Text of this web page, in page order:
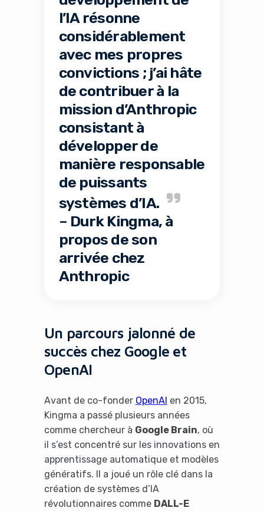
l’IA résonne
considérablement
avec mes propres
convictions ; j’ai hâte
de contribuer à la
mission d’Anthropic
consistant à
développer de
manière responsable
de puissants
systèmes d’IA.
– Durk Kingma, à
propos de son
arrivée chez
Anthropic
Un parcours jalonné de
succès chez Google et
OpenAI
Avant de co-fonder OpenAI en 2015,
Kingma a passé plusieurs années
comme chercheur à Google Brain, où
il s’est concentré sur les innovations en
apprentissage automatique et modèles
génératifs. Il a joué un rôle clé dans la
création de systèmes d’IA
révolutionnaires comme DALL-E